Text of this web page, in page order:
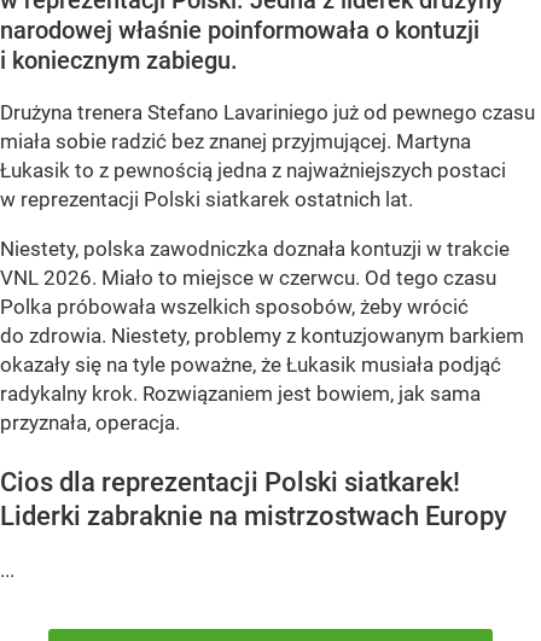
narodowej właśnie poinformowała o kontuzji
i koniecznym zabiegu.
Drużyna trenera Stefano Lavariniego już od pewnego czasu
miała sobie radzić bez znanej przyjmującej. Martyna
Łukasik to z pewnością jedna z najważniejszych postaci
w reprezentacji Polski siatkarek ostatnich lat.
Niestety, polska zawodniczka doznała kontuzji w trakcie
VNL 2026. Miało to miejsce w czerwcu. Od tego czasu
Polka próbowała wszelkich sposobów, żeby wrócić
do zdrowia. Niestety, problemy z kontuzjowanym barkiem
okazały się na tyle poważne, że Łukasik musiała podjąć
radykalny krok. Rozwiązaniem jest bowiem, jak sama
przyznała, operacja.
Cios dla reprezentacji Polski siatkarek!
Liderki zabraknie na mistrzostwach Europy
...